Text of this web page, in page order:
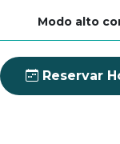
Modo alto
Reservar